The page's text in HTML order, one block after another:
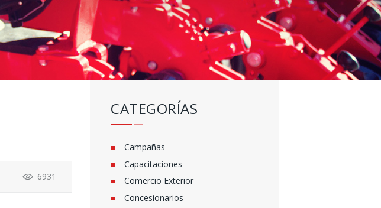
6931
CATEGORÍAS
Campañas
Capacitaciones
Comercio Exterior
Concesionarios